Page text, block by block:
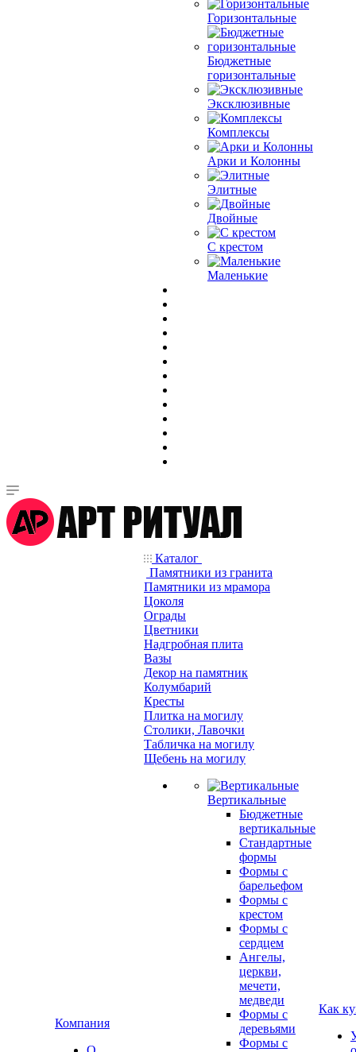
Горизонтальные
Бюджетные
горизонтальные
Эксклюзивные
Комплексы
Арки и Колонны
Элитные
Двойные
С крестом
Маленькие
Компания
Каталог
Памятники из гранита
Памятники из мрамора
Цоколя
Ограды
Цветники
Надгробная плита
Вазы
Декор на памятник
Колумбарий
Кресты
Плитка на могилу
Столики, Лавочки
Табличка на могилу
Щебень на могилу
Вертикальные
Бюджетные
вертикальные
Стандартные
формы
Формы с
барельефом
Формы с
крестом
Формы с
сердцем
Ангелы,
церкви,
мечети,
медведи
Формы с
деревьями
Формы с
Как